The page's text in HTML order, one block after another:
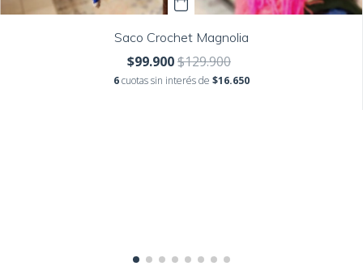
Saco Crochet Magnolia
$99.900$129.900
6 cuotas sin interés de $16.650